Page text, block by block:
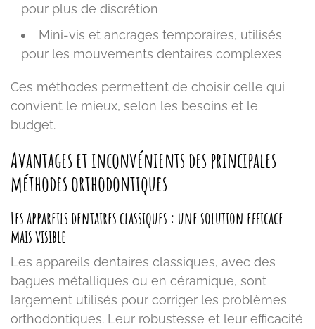
pour plus de discrétion
Mini-vis et ancrages temporaires, utilisés
pour les mouvements dentaires complexes
Ces méthodes permettent de choisir celle qui
convient le mieux, selon les besoins et le
budget.
Avantages et inconvénients des principales
méthodes orthodontiques
Les appareils dentaires classiques : une solution efficace
mais visible
Les appareils dentaires classiques, avec des
bagues métalliques ou en céramique, sont
largement utilisés pour corriger les problèmes
orthodontiques. Leur robustesse et leur efficacité